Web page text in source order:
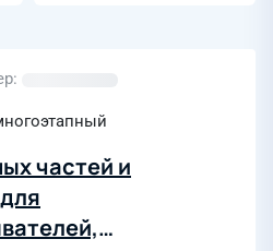
частей и